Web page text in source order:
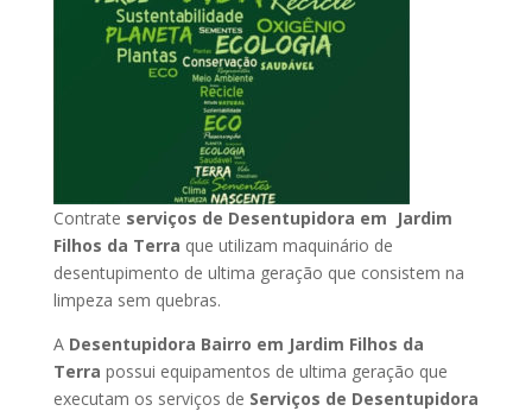
Contrate serviços de Desentupidora em Jardim
Filhos da Terra que utilizam maquinário de
desentupimento de ultima geração que consistem na
limpeza sem quebras.
A Desentupidora Bairro em Jardim Filhos da
Terra possui equipamentos de ultima geração que
executam os serviços de Serviços de Desentupidora